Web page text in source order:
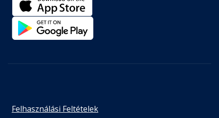
Felhasználási Feltételek